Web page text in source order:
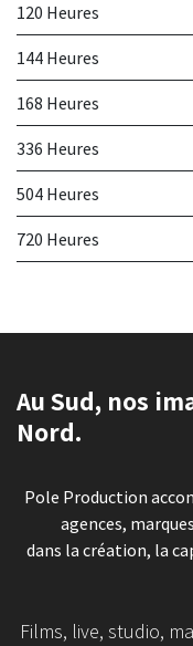
120 Heures
144 Heures
168 Heures
336 Heures
504 Heures
720 Heures
Au Sud, nos
Nord.
Pole Production
agences,
dans la création, la
Films, live, studio,